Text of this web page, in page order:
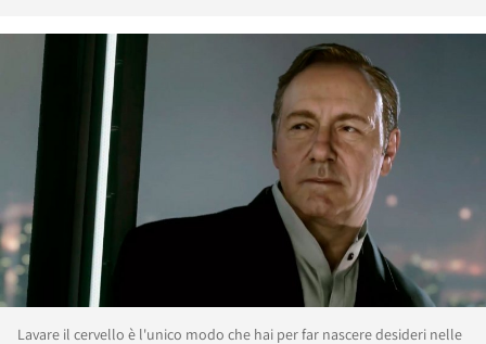
Lavare il cervello è l'unico modo che hai per far nascere desideri nelle